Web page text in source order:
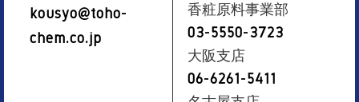
kousyo@toho-
chem.co.jp
香粧原料事業部
03-5550-3723
大阪支店
06-6261-5411